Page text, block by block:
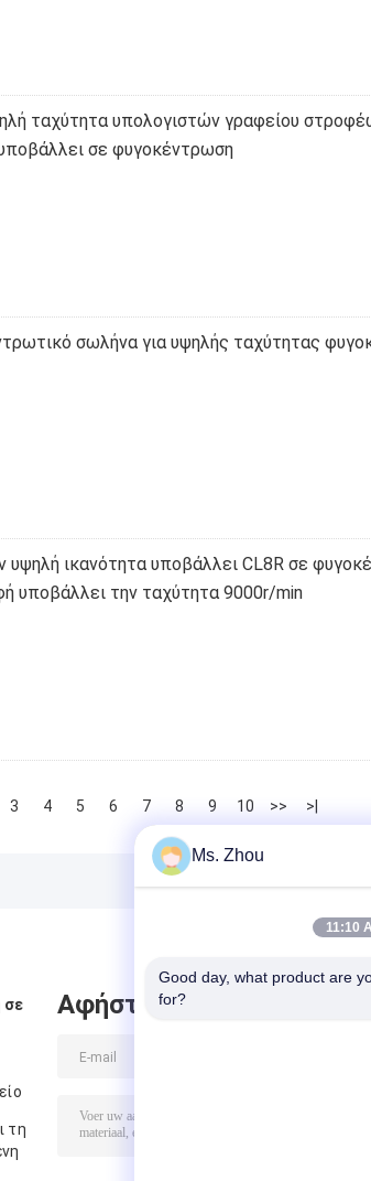
ταχύτητα υπολογιστών γραφείου
σε φυγοκέντρωση
σωλήνα για υψηλής ταχύτητας
υψηλή ικανότητα υποβάλλει CL8R σε
υποβάλλει την ταχύτητα 9000r/min
3 4 5 6 7 8 9 10 >> >|
σε
τη
Αφήστε μήνυμα
Ms. Zhou
11:10
Good day, what product are
for?